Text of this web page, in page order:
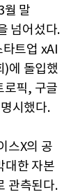
월 말
넘어섰다.
트업 xAI
)에 돌입했
로픽, 구글
시했다.
스X의 공
대한 자본
관측된다.